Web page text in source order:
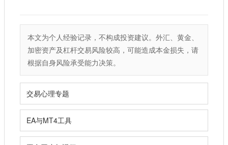
本文为个人经验记录，不构成投资建议。外汇、黄金、
加密资产及杠杆交易风险较高，可能造成本金损失，请
根据自身风险承受能力决策。
交易心理专题
EA与MT4工具